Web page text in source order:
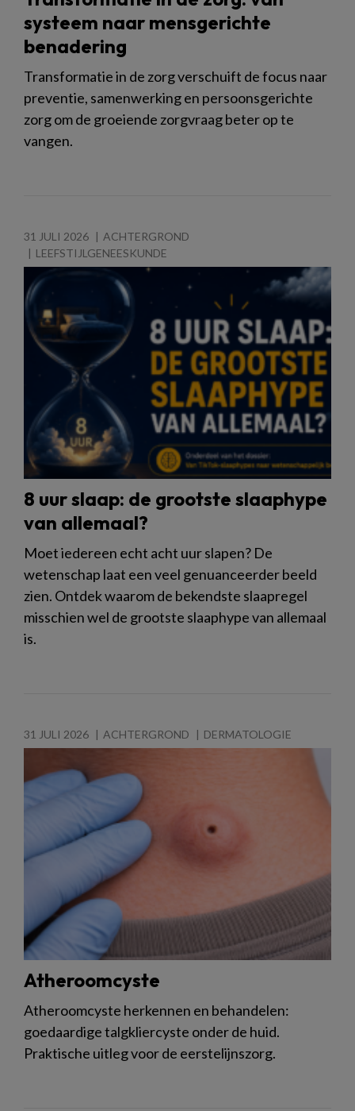
systeem naar mensgerichte
benadering
Transformatie in de zorg verschuift de focus naar
preventie, samenwerking en persoonsgerichte
zorg om de groeiende zorgvraag beter op te
vangen.
31 JULI 2026
ACHTERGROND
LEEFSTIJLGENEESKUNDE
8 uur slaap: de grootste slaaphype
van allemaal?
Moet iedereen echt acht uur slapen? De
wetenschap laat een veel genuanceerder beeld
zien. Ontdek waarom de bekendste slaapregel
misschien wel de grootste slaaphype van allemaal
is.
31 JULI 2026 ACHTERGROND DERMATOLOGIE
Atheroomcyste
Atheroomcyste herkennen en behandelen:
goedaardige talgkliercyste onder de huid.
Praktische uitleg voor de eerstelijnszorg.